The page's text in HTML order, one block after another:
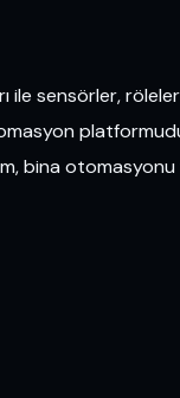
ile sensörler,
bina